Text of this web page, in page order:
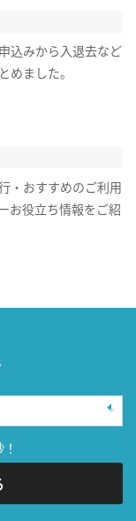
込みから入退去など
めました。
・おすすめのご利用
お役立ち情報をご紹